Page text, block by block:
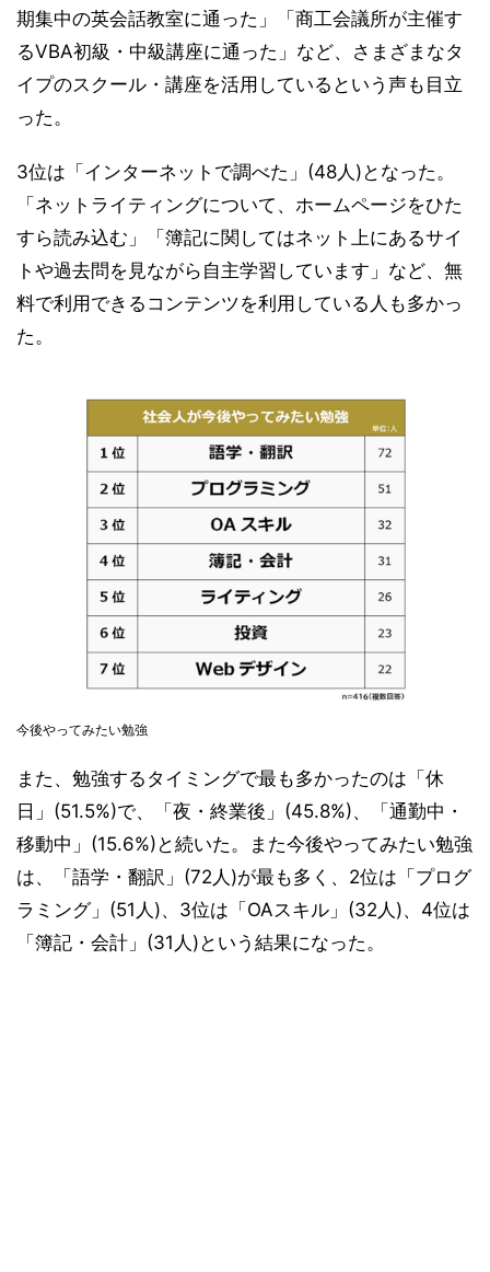
期集中の英会話教室に通った」「商工会議所が主催す
るVBA初級・中級講座に通った」など、さまざまなタ
イプのスクール・講座を活用しているという声も目立
った。
3位は「インターネットで調べた」(48人)となった。
「ネットライティングについて、ホームページをひた
すら読み込む」「簿記に関してはネット上にあるサイ
トや過去問を見ながら自主学習しています」など、無
料で利用できるコンテンツを利用している人も多かっ
た。
今後やってみたい勉強
また、勉強するタイミングで最も多かったのは「休
日」(51.5%)で、「夜・終業後」(45.8%)、「通勤中・
移動中」(15.6%)と続いた。また今後やってみたい勉強
は、「語学・翻訳」(72人)が最も多く、2位は「プログ
ラミング」(51人)、3位は「OAスキル」(32人)、4位は
「簿記・会計」(31人)という結果になった。